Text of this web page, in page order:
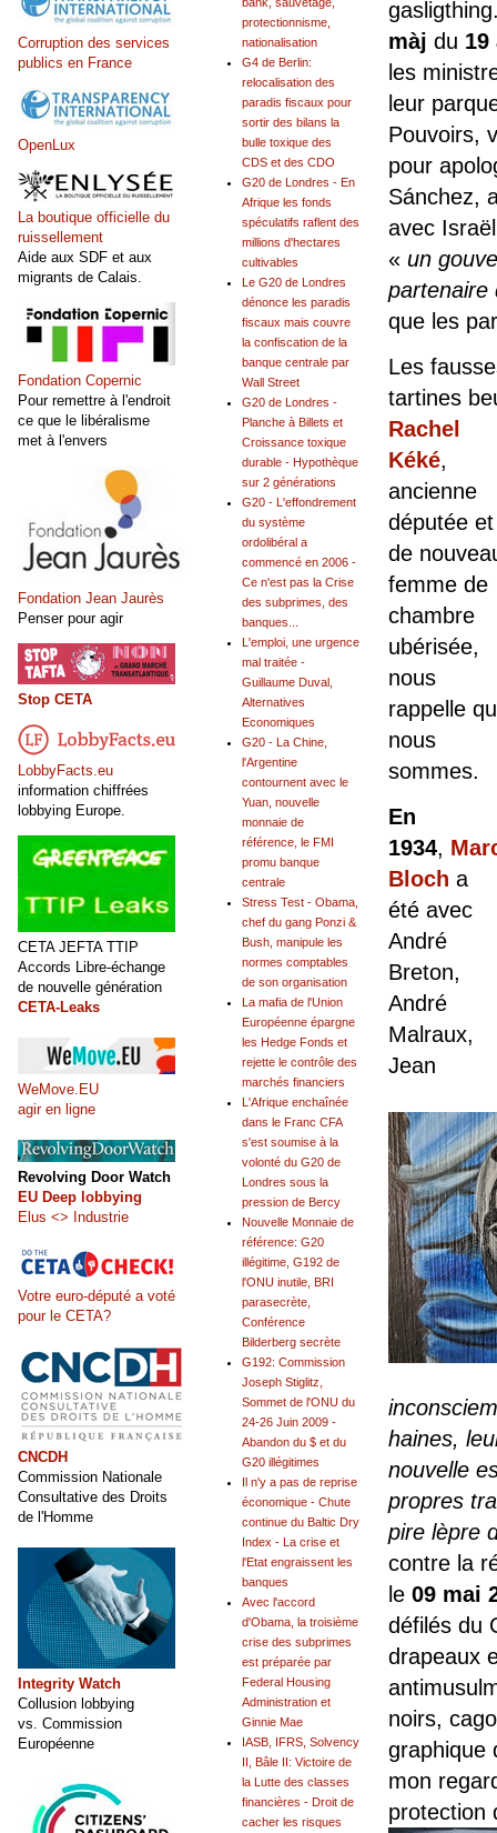
màj du 19
les
leur
Pouvoirs,
pour
Sánchez,
avec
« un
partenaire
que les
Les
tartines
Rachel
Kéké,
ancienne
députée et
de
femme de
chambre
ubérisée,
nous
rappelle
nous
sommes.
En
1934,
Bloch a
été avec
André
Breton,
André
Malraux,
Jean
haines,
nouvelle
propres
pire lèpre
contre la
le 09 mai
défilés du
drapeaux
noirs,
graphique
mon
protection
protectionnisme,
nationalisation
G4 de Berlin:
relocalisation des
paradis fiscaux pour
sortir des bilans la
bulle toxique des
CDS et des CDO
G20 de Londres - En
Afrique les fonds
spéculatifs raflent des
millions d'hectares
cultivables
Le G20 de Londres
dénonce les paradis
fiscaux mais couvre
la confiscation de la
banque centrale par
Wall Street
G20 de Londres -
Planche à Billets et
Croissance toxique
durable - Hypothèque
sur 2 générations
G20 - L'effondrement
du système
ordolibéral a
commencé en 2006 -
Ce n'est pas la Crise
des subprimes, des
banques...
L'emploi, une urgence
mal traitée -
Guillaume Duval,
Alternatives
Economiques
G20 - La Chine,
l'Argentine
contournent avec le
Yuan, nouvelle
monnaie de
référence, le FMI
promu banque
centrale
Stress Test - Obama,
chef du gang Ponzi &
Bush, manipule les
normes comptables
de son organisation
La mafia de l'Union
Européenne épargne
les Hedge Fonds et
rejette le contrôle des
marchés financiers
L'Afrique enchaînée
dans le Franc CFA
s'est soumise à la
volonté du G20 de
Londres sous la
pression de Bercy
Nouvelle Monnaie de
référence: G20
illégitime, G192 de
l'ONU inutile, BRI
parasecrète,
Conférence
Bilderberg secrète
G192: Commission
Joseph Stiglitz,
Sommet de l'ONU du
24-26 Juin 2009 -
Abandon du $ et du
G20 illégitimes
Il n'y a pas de reprise
économique - Chute
continue du Baltic Dry
Index - La crise et
l'Etat engraissent les
banques
Avec l'accord
d'Obama, la troisième
crise des subprimes
est préparée par
Federal Housing
Administration et
Ginnie Mae
IASB, IFRS, Solvency
II, Bâle II: Victoire de
la Lutte des classes
financières - Droit de
cacher les risques
Corruption des services
publics en France
OpenLux
La boutique officielle du
ruissellement
Aide aux SDF et aux
migrants de Calais.
Fondation Copernic
Pour remettre à l'endroit
ce que le libéralisme
met à l'envers
Fondation Jean Jaurès
Penser pour agir
Stop CETA
LobbyFacts.eu
information chiffrées
lobbying Europe.
CETA JEFTA TTIP
Accords Libre-échange
de nouvelle génération
CETA-Leaks
WeMove.EU
agir en ligne
Revolving Door Watch
EU Deep lobbying
Elus <> Industrie
Votre euro-député a voté
pour le CETA?
CNCDH
Commission Nationale
Consultative des Droits
de l'Homme
Integrity Watch
Collusion lobbying
vs. Commission
Européenne